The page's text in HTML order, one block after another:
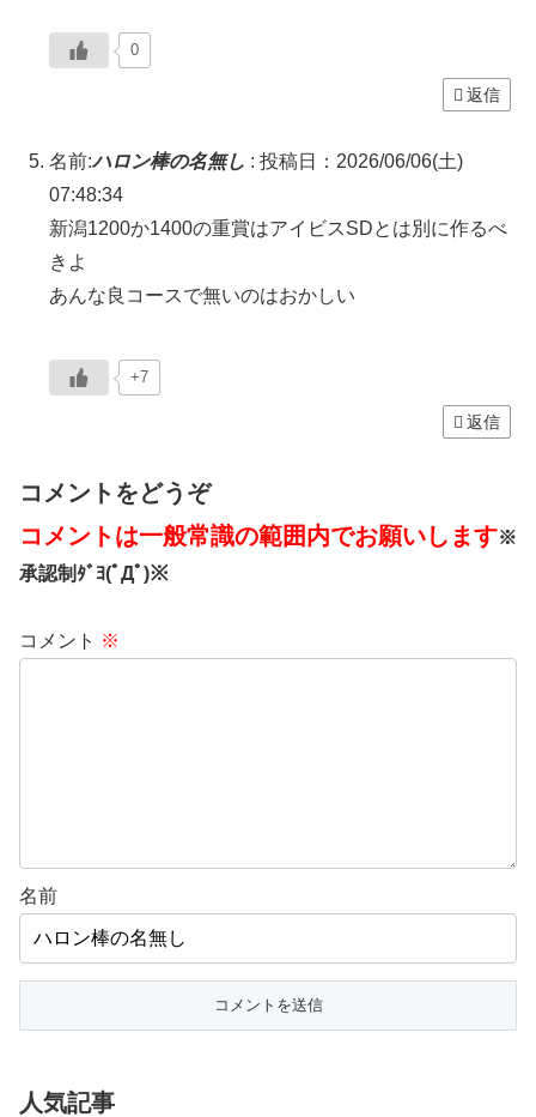
0
返信
名前:ハロン棒の名無し : 投稿日：2026/06/06(土)
07:48:34
新潟1200か1400の重賞はアイビスSDとは別に作るべ
きよ
あんな良コースで無いのはおかしい
+7
返信
コメントをどうぞ
コメントは一般常識の範囲内でお願いします※
承認制ﾀﾞﾖ(ﾟДﾟ)※
コメント ※
名前
人気記事